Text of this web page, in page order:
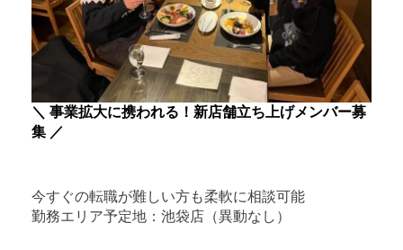
＼ 事業拡大に携われる！新店舗立ち上げメンバー募
集 ／
今すぐの転職が難しい方も柔軟に相談可能
勤務エリア予定地：池袋店（異動なし）